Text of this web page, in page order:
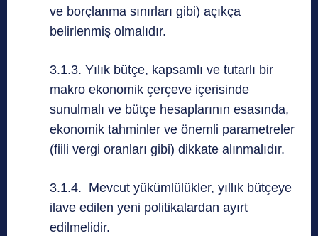
ve borçlanma sınırları gibi) açıkça
belirlenmiş olmalıdır.
3.1.3. Yılık bütçe, kapsamlı ve tutarlı bir
makro ekonomik çerçeve içerisinde
sunulmalı ve bütçe hesaplarının esasında,
ekonomik tahminler ve önemli parametreler
(fiili vergi oranları gibi) dikkate alınmalıdır.
3.1.4. Mevcut yükümlülükler, yıllık bütçeye
ilave edilen yeni politikalardan ayırt
edilmelidir.